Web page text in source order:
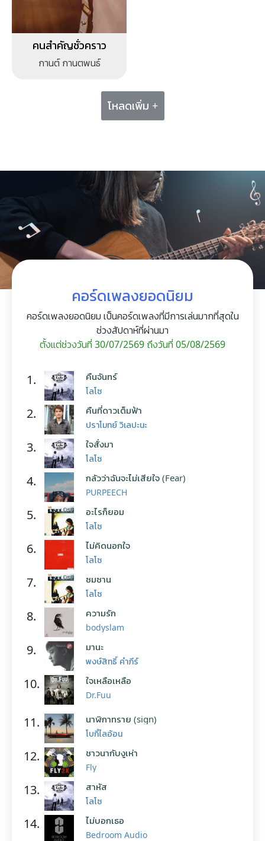
คนสำคัญชั่วคราว
กานต์ กานตพนธ์
โหลดเพิ่ม +
คอร์ดเพลงยอดนิยม
คอร์ดเพลงยอดนิยม เป็นคอร์ดเพลงที่มีการเล่นมากที่สุดใน
ช่วงสัปดาห์ที่ผ่านมา
ตั้งแต่ช่วงวันที่ 30/07/2569 ถึงวันที่ 05/08/2569
1. คืนจันทร์
โลโซ
2. คืนที่ดาวเต็มฟ้า
ปราโมทย์ วิเลปะนะ
3. ใจสั่งมา
โลโซ
4. กลัวว่าฉันจะไม่เสียใจ (Fear)
PURPEECH
5. อะไรก็ยอม
โลโซ
6. ไม่คิดนอกใจ
โลโซ
7. ซมซาน
โลโซ
8. ความรัก
bodyslam
9. มานะ
พงษ์สิทธิ์ คำภีร์
10. ใจเหลือเหลือ
Dr.Fuu
11. นาฬิกาทราย (sign)
โบกี้ไลอ้อน
12. ชาวนากับงูเห่า
Fly
13. สาหัส
โลโซ
14. ไม่บอกเธอ
Bedroom Audio